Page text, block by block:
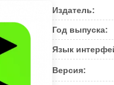
Издатель:
Год выпуска:
Язык
Версия: